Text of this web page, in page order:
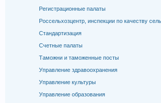
Регистрационные палаты
Россельхозцентр, инспекции по качеству
Стандартизация
Счетные палаты
Таможни и таможенные посты
Управление здравоохранения
Управление культуры
Управление образования